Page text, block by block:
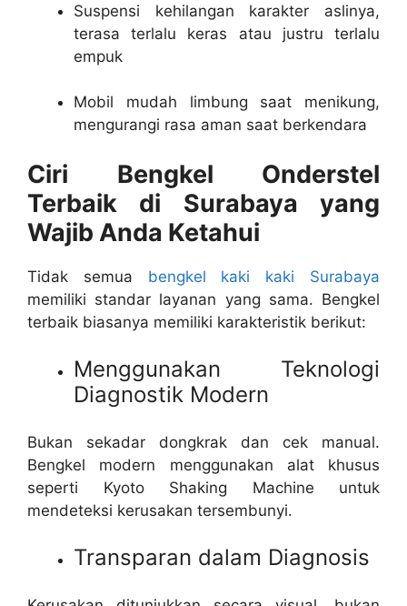
Suspensi kehilangan karakter aslinya,
terasa terlalu keras atau justru terlalu
empuk
Mobil mudah limbung saat menikung,
mengurangi rasa aman saat berkendara
Ciri Bengkel Onderstel
Terbaik di Surabaya yang
Wajib Anda Ketahui
Tidak semua bengkel kaki kaki Surabaya
memiliki standar layanan yang sama. Bengkel
terbaik biasanya memiliki karakteristik berikut:
Menggunakan Teknologi
Diagnostik Modern
Bukan sekadar dongkrak dan cek manual.
Bengkel modern menggunakan alat khusus
seperti Kyoto Shaking Machine untuk
mendeteksi kerusakan tersembunyi.
Transparan dalam Diagnosis